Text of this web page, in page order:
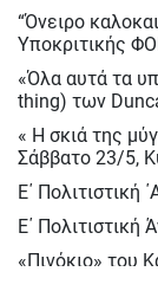
Ε΄ Πολιτιστική
Ηρακλής
Αφιέρωμα
«Πινόκιο» του
Ρεσιτάλ :
Ιωάννα
2025
STUDIO
ΕΦΗΒΙΚΟ
“Όνειρο
Υποκριτικής
«Όλα αυτά τα
thing) των
« Η σκιά της
Σάββατο 23/5,
Ε΄ Πολιτιστική
Ε΄ Πολιτιστική
«Πινόκιο» του